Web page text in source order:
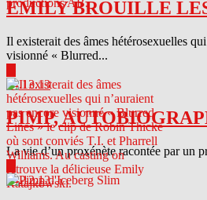
EMILY BROUILLE
Il existerait des âmes hétérosexuelles
visionné « Blurred...
04.13.13
PIMP,
La vie d’un proxénète racontée par un
04.12.13